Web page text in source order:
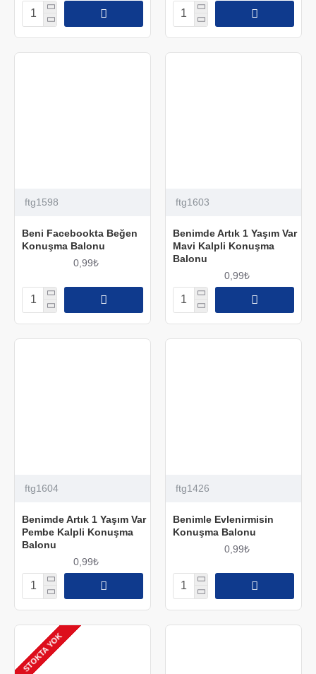
ftg1598
Beni Facebookta Beğen
Konuşma Balonu
0,99₺
ftg1603
Benimde Artık 1 Yaşım Var
Mavi Kalpli Konuşma
Balonu
0,99₺
ftg1604
Benimde Artık 1 Yaşım Var
Pembe Kalpli Konuşma
Balonu
0,99₺
ftg1426
Benimle Evlenirmisin
Konuşma Balonu
0,99₺
STOKTA YOK